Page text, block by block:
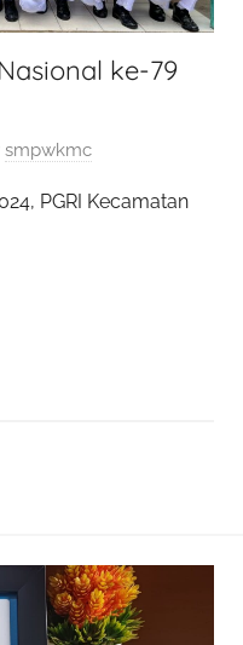
ke-79
smpwkmc
PGRI Kecamatan